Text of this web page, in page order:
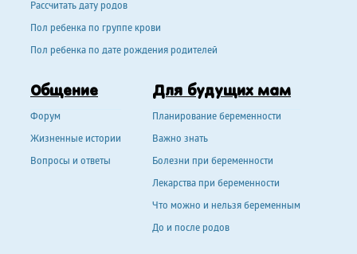
Рассчитать дату родов
Пол ребенка по группе крови
Пол ребенка по дате рождения родителей
Общение
Форум
Жизненные истории
Вопросы и ответы
Для будущих мам
Планирование беременности
Важно знать
Болезни при беременности
Лекарства при беременности
Что можно и нельзя беременным
До и после родов